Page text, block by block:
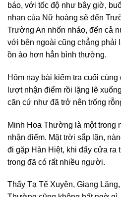
báo, với tốc độ như bây giờ,
nhan của Nữ hoàng sẽ đến
Trường An nhốn nháo, đến cả
với bên ngoài cũng chẳng phải
ồn ào hơn hẳn bình thường.
Hôm nay bài kiểm tra cuối
lượt nhận điểm rồi lặng lẽ
căn cứ như đã trở nên trống
Minh Hoa Thường là một trong
nhận điểm. Mặt trời sắp lặn,
đi gặp Hàn Hiệt, khi đẩy cửa ra
trong đã có rất nhiều người.
Thấy Tạ Tế Xuyên, Giang